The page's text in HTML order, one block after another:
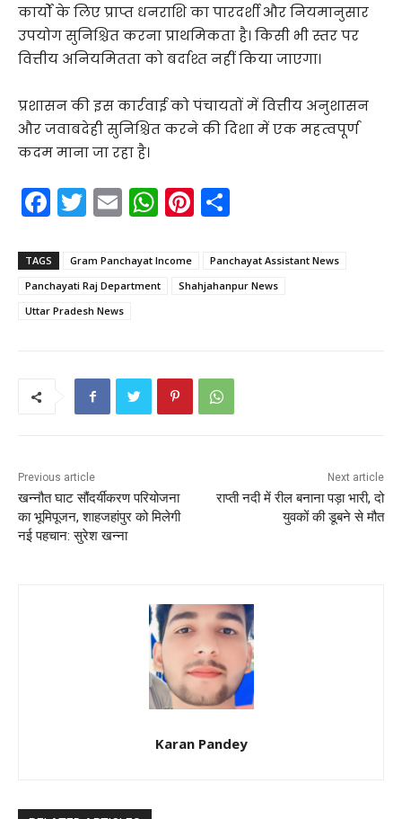
कार्यों के लिए प्राप्त धनराशि का पारदर्शी और नियमानुसार
उपयोग सुनिश्चित करना प्राथमिकता है। किसी भी स्तर पर
वित्तीय अनियमितता को बर्दाश्त नहीं किया जाएगा।
प्रशासन की इस कार्रवाई को पंचायतों में वित्तीय अनुशासन
और जवाबदेही सुनिश्चित करने की दिशा में एक महत्वपूर्ण
कदम माना जा रहा है।
F
c
e
b
T
itt
er
E
ai
l
W
a
ts
p
Pi
er
e
ar
e
TAGS Gram Panchayat Income
Panchayat Assistant News
Panchayati Raj Department
Shahjahanpur News
Uttar Pradesh News
Previous article
खन्नौत घाट सौंदर्यीकरण परियोजना
का भूमिपूजन, शाहजहांपुर को मिलेगी
नई पहचान: सुरेश खन्ना
Next article
राप्ती नदी में रील बनाना पड़ा भारी, दो
युवकों की डूबने से मौत
Karan Pandey